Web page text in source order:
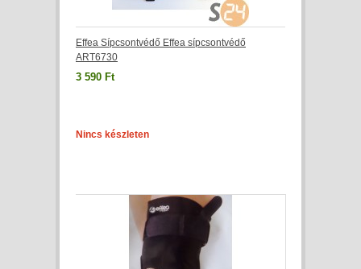
Effea Sípcsontvédő Effea sípcsontvédő
ART6730
3 590 Ft
Nincs készleten